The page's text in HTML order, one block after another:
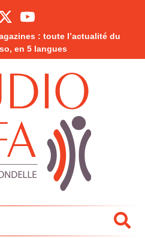
: toute l’actualité du
en 5 langues